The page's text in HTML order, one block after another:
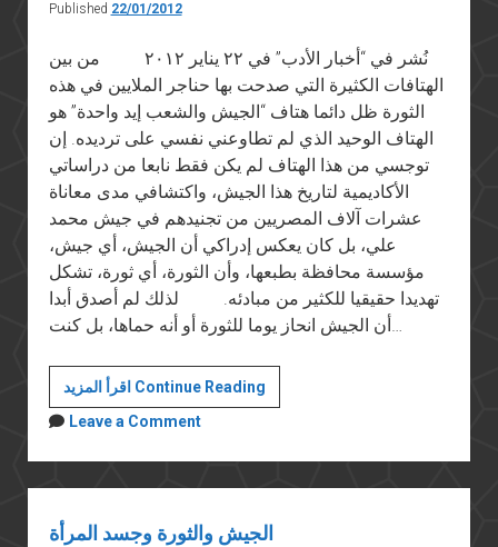
Published 22/01/2012
نُشر في “أخبار الأدب” في ٢٢ يناير ٢٠١٢ من بين
الهتافات الكثيرة التي صدحت بها حناجر الملايين في هذه
الثورة ظل دائما هتاف “الجيش والشعب إيد واحدة” هو
الهتاف الوحيد الذي لم تطاوعني نفسي على ترديده. إن
توجسي من هذا الهتاف لم يكن فقط نابعا من دراساتي
الأكاديمية لتاريخ هذا الجيش، واكتشافي مدى معاناة
عشرات آلاف المصريين من تجنيدهم في جيش محمد
علي، بل كان يعكس إدراكي أن الجيش، أي جيش،
مؤسسة محافظة بطبعها، وأن الثورة، أي ثورة، تشكل
تهديدا حقيقيا للكثير من مبادئه. لذلك لم أصدق أبدا
أن الجيش انحاز يوما للثورة أو أنه حماها، بل كنت…
اقرأ المزيد Continue Readingالجيش
والشعب
إيد
واحدة
Leave a Comment
الجيش والثورة وجسد المرأة